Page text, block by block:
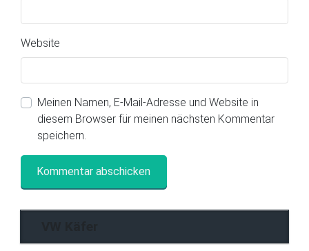
Website
Meinen Namen, E-Mail-Adresse und Website in
diesem Browser für meinen nächsten Kommentar
speichern.